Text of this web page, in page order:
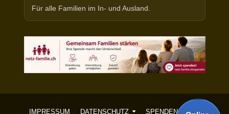
Für alle Familien im In- und Ausland.
IMPRESSUM DATENSCHUTZ SPENDEN